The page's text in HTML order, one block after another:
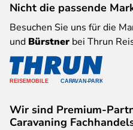
Nicht die passende
Besuchen Sie uns für die
und Bürstner bei Thrun
Wir sind Premium-
Caravaning